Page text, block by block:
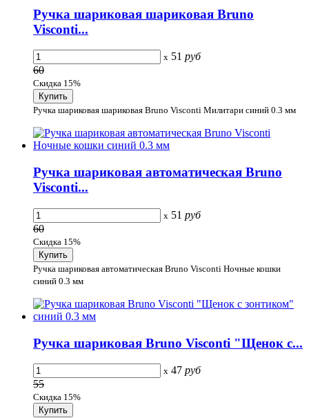
Ручка шариковая шариковая Bruno
Visconti...
x 51 руб
60
Скидка 15%
Ручка шариковая шариковая Bruno Visconti Милитари синий 0.3 мм
Ручка шариковая автоматическая Bruno
Visconti...
x 51 руб
60
Скидка 15%
Ручка шариковая автоматическая Bruno Visconti Ночные кошки
синий 0.3 мм
Ручка шариковая Bruno Visconti "Щенок с...
x 47 руб
55
Скидка 15%